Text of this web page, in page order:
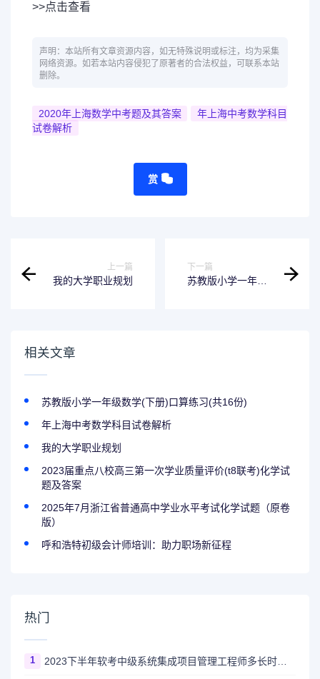
>>点击查看
声明：本站所有文章资源内容，如无特殊说明或标注，均为采集
网络资源。如若本站内容侵犯了原著者的合法权益，可联系本站
删除。
2020年上海数学中考题及其答案
年上海中考数学科目
试卷解析
赏
上一篇
我的大学职业规划
下一篇
苏教版小学一年级
相关文章
苏教版小学一年级数学(下册)口算练习(共16份)
年上海中考数学科目试卷解析
我的大学职业规划
2023届重点八校高三第一次学业质量评价(t8联考)化学试
题及答案
2025年7月浙江省普通高中学业水平考试化学试题（原卷
版）
呼和浩特初级会计师培训：助力职场新征程
热门
1 2023下半年软考中级系统集成项目管理工程师多长时间出成绩